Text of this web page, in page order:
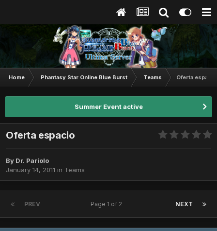
Home Phantasy Star Online Blue Burst Teams Oferta espacio
Summer Event active
Oferta espacio
By Dr. Pariolo
January 14, 2011 in Teams
PREV NEXT
Page 1 of 2